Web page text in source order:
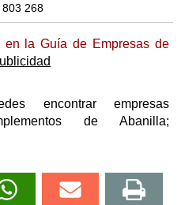
803 268
en la Guía de Empresas de
encontrar empresas
de Abanilla;